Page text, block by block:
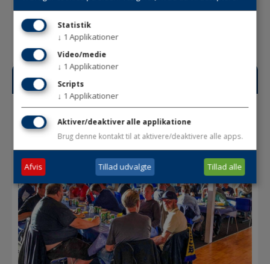
Statistik
↓ 1 Applikationer
Video/medie
↓ 1 Applikationer
Scripts
↓ 1 Applikationer
Aktiver/deaktiver alle applikatione
Brug denne kontakt til at aktivere/deaktivere alle apps.
Afvis Tillad udvalgte Tillad alle